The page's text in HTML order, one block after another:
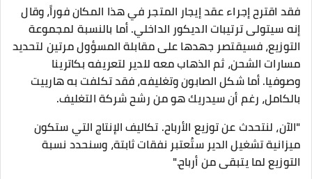
فقد اقترح إجراء عقد إيجار المتجر في هذا المكان فوراً، وقال
إنه سيتولى ترتيبات الديكور الداخلي. أما بالنسبة لمجموعة
التوزيع، فسيقتصر جهدها على مقابلة المسؤول مرتين لتحديد
مسارات الشحن، ثم الذهاب معه للدير لتعريفه بكاترينا
وصوفيا. أما شكل الصابون وتغليفه، فقد تكلفت به هارييت
بالكامل، رغم أن سيدريك هو من رشح شركة التغليف.
​"الآن، لنتحدث عن توزيع الأرباح. تكاليف الإنتاج التي ستكون
ميزانية تشغيل الدير ستُعتبر نفقات ثابتة، وسنحدد نسبة
التوزيع لما يتبقى من أرباح."